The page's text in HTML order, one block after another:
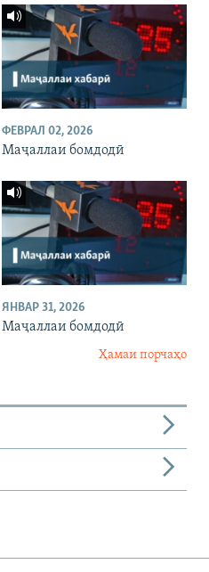
ФЕВРАЛ 02, 2026
Маҷаллаи бомдодӣ
ЯНВАР 31, 2026
Маҷаллаи бомдодӣ
Ҳамаи порчаҳо